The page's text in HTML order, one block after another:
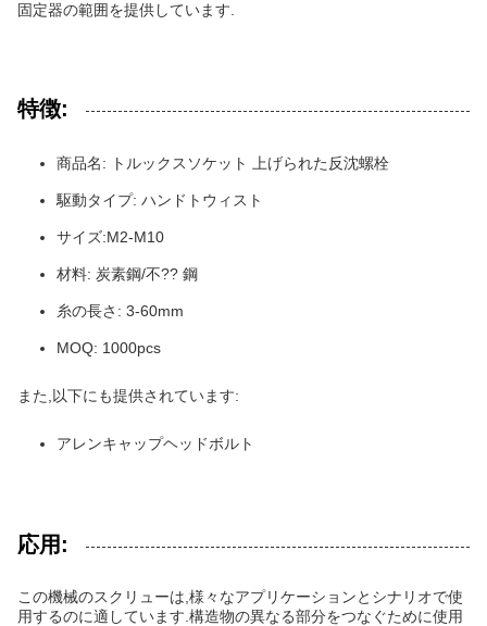
固定器の範囲を提供しています.
特徴:
商品名: トルックスソケット 上げられた反沈螺栓
駆動タイプ: ハンドトウィスト
サイズ:M2-M10
材料: 炭素鋼/不?? 鋼
糸の長さ: 3-60mm
MOQ: 1000pcs
また,以下にも提供されています:
アレンキャップヘッドボルト
応用:
この機械のスクリューは,様々なアプリケーションとシナリオで使
用するのに適しています.構造物の異なる部分をつなぐために使用